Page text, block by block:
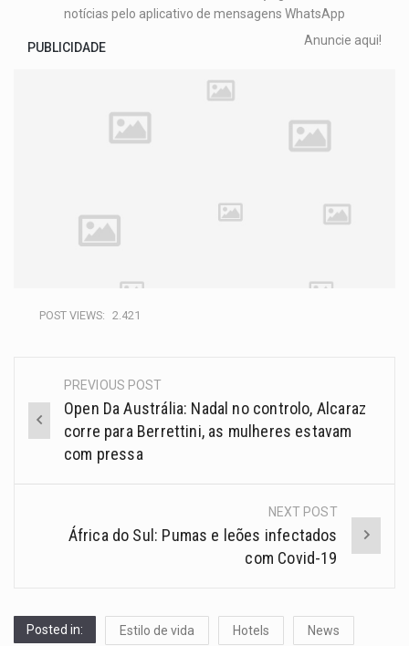
notícias pelo aplicativo de mensagens WhatsApp
PUBLICIDADE Anuncie aqui!
POST VIEWS: 2.421
PREVIOUS POST
Open Da Austrália: Nadal no controlo, Alcaraz
corre para Berrettini, as mulheres estavam
com pressa
NEXT POST
África do Sul: Pumas e leões infectados
com Covid-19
Posted in: Estilo de vida Hotels News